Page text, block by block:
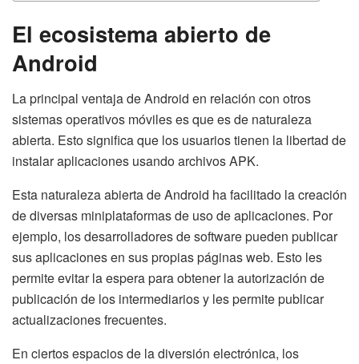
El ecosistema abierto de
Android
La principal ventaja de Android en relación con otros
sistemas operativos móviles es que es de naturaleza
abierta. Esto significa que los usuarios tienen la libertad de
instalar aplicaciones usando archivos APK.
Esta naturaleza abierta de Android ha facilitado la creación
de diversas miniplataformas de uso de aplicaciones. Por
ejemplo, los desarrolladores de software pueden publicar
sus aplicaciones en sus propias páginas web. Esto les
permite evitar la espera para obtener la autorización de
publicación de los intermediarios y les permite publicar
actualizaciones frecuentes.
En ciertos espacios de la diversión electrónica, los